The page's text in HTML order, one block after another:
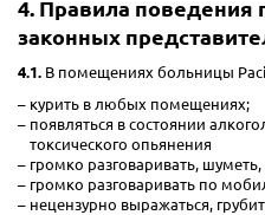
4. Правила поведения
законных
4.1. В помещениях больницы
курить в любых помещениях;
появляться в состоянии
токсического опьянения
громко разговаривать,
громко разговаривать по
нецензурно выражаться,